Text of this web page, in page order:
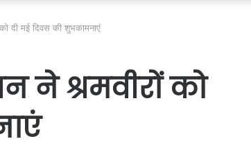
दी मई दिवस की शुभकामनाएं
ने श्रमवीरों को